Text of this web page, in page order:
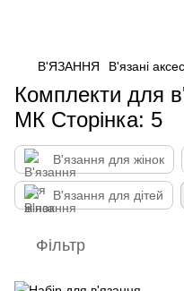
В'ЯЗАННЯ В'язані
Комплекти для
МК Сторінка: 5
В'язання для жінок
В'язання для дітей
Фільтр